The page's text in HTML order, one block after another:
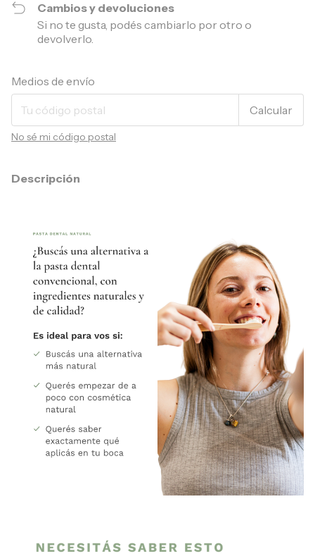
Cambios y devoluciones
Si no te gusta, podés cambiarlo por otro o
devolverlo.
Entregas para el CP:
Medios de envío
Calcular
No sé mi código postal
Descripción